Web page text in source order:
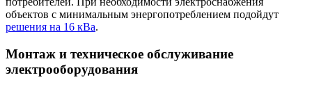
объектов с минимальным энергопотреблением подойдут
решения на 16 кВа.
Монтаж и техническое обслуживание
электрооборудования